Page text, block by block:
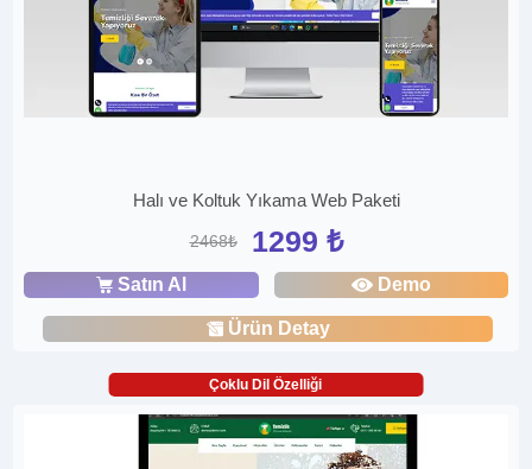
Halı ve Koltuk Yıkama Web Paketi
2468₺ 1299 ₺
Satın Al Demo
Ürün Detay
Çoklu Dil Özelliği